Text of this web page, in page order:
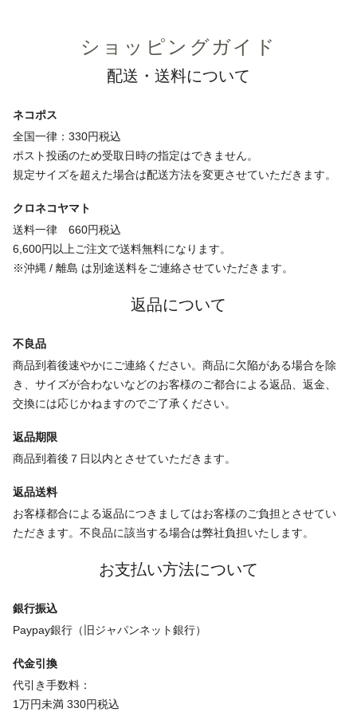
ショッピングガイド
配送・送料について
ネコポス
全国一律：330円税込
ポスト投函のため受取日時の指定はできません。
規定サイズを超えた場合は配送方法を変更させていただきます。
クロネコヤマト
送料一律 660円税込
6,600円以上ご注文で送料無料になります。
※沖縄 / 離島 は別途送料をご連絡させていただきます。
返品について
不良品
商品到着後速やかにご連絡ください。商品に欠陥がある場合を除
き、サイズが合わないなどのお客様のご都合による返品、返金、
交換には応じかねますのでご了承ください。
返品期限
商品到着後７日以内とさせていただきます。
返品送料
お客様都合による返品につきましてはお客様のご負担とさせてい
ただきます。不良品に該当する場合は弊社負担いたします。
お支払い方法について
銀行振込
Paypay銀行（旧ジャパンネット銀行）
代金引換
代引き手数料：
1万円未満 330円税込